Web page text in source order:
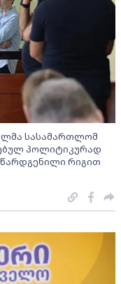
სასამართლომ
პოლიტიკურად
რიგით